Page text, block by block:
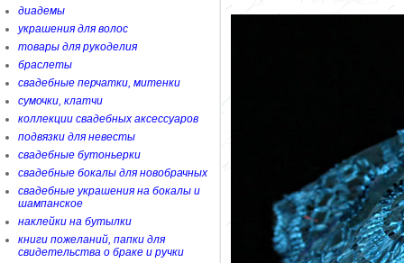
диадемы
украшения для волос
товары для рукоделия
браслеты
свадебные перчатки, митенки
сумочки, клатчи
коллекции свадебных аксессуаров
подвязки для невесты
свадебные бутоньерки
свадебные бокалы для новобрачных
свадебные украшения на бокалы и
шампанское
наклейки на бутылки
книги пожеланий, папки для
свидетельства о браке и ручки